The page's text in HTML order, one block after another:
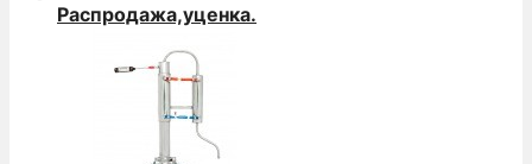
Распродажа,уценка.